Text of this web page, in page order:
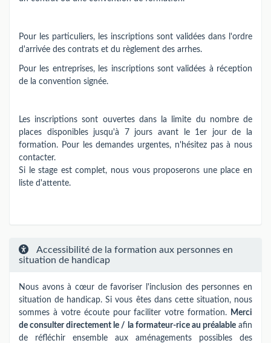
Pour les particuliers, les inscriptions sont validées dans l'ordre
d'arrivée des contrats et du règlement des arrhes.
Pour les entreprises, les inscriptions sont validées à réception
de la convention signée.
Les inscriptions sont ouvertes dans la limite du nombre de
places disponibles jusqu'à 7 jours avant le 1er jour de la
formation. Pour les demandes urgentes, n'hésitez pas à nous
contacter.
Si le stage est complet, nous vous proposerons une place en
liste d'attente.
Accessibilité de la formation aux personnes en
situation de handicap
Nous avons à cœur de favoriser l'inclusion des personnes en
situation de handicap. Si vous êtes dans cette situation, nous
sommes à votre écoute pour faciliter votre formation. Merci
de consulter directement le / la formateur-rice au préalableafin
de réfléchir ensemble aux aménagements possibles des